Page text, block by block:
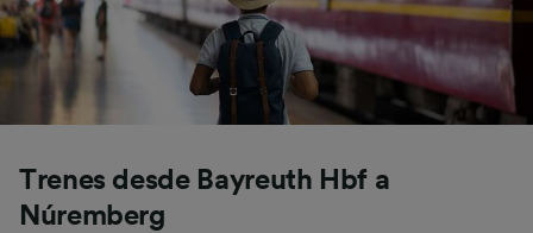
Trenes desde Bayreuth Hbf a
Núremberg
precisa. Analizar activamente las
características del dispositivo para su
identificación. Almacenar la información en un
dispositivo y/o acceder a ella. Publicidad y
contenido personalizados, medición de
Lista de asociados (proveedores)